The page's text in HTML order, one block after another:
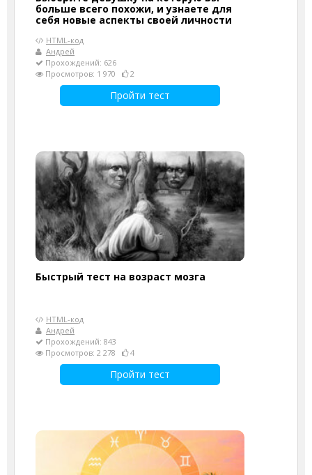
больше всего похожи, и узнаете для
себя новые аспекты своей личности
HTML-код
Андрей
Прохождений: 626
Просмотров: 1 970
2
Пройти тест
Быстрый тест на возраст мозга
HTML-код
Андрей
Прохождений: 843
Просмотров: 2 278
4
Пройти тест